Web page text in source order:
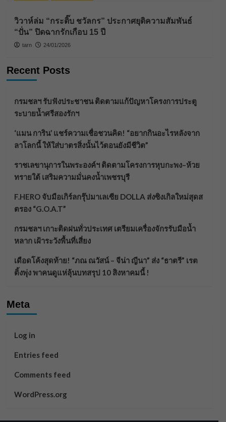
วิวาห์ล่ม “กระติ๊บ ชวัลกร” ประกาศยุติความสัมพันธ์
“ปั่น” ปิดฉากรักเกือบ 15 ปี
tarn 24/01/2026
Recent Posts
กรมชลฯ รับฟังประชาชน ติดตามแก้ปัญหาโครงการประตู
ระบายน้ำศรีสองรักฯ
‘แมน การิน’ แชร์ความเชื่อชวนคิด! “อยากกินอะไรหลังจาก
ลาโลกนี้ ให้ใส่บาตรสิ่งนั้นไว้ตอนยังมีชีวิต”
ราชเลขานุการในพระองค์ฯ ติดตามโครงการหุบกะพง–ห้วย
ทรายใต้ เสริมความมั่นคงน้ำเพชรบุรี
F.HERO จับมือเกิร์ลกรุ๊ปมาเลเซีย DOLLA ส่งซิงเกิลใหม่สุดส
ตรอง “G.O.A.T”
กรมชลฯ เกาะติดฝนทั่วประเทศ เตรียมเครื่องจักรรับมือน้ำ
หลาก เฝ้าระวังพื้นที่เสี่ยง
เดือดโค้งสุดท้าย! “ภณ ณวัสน์ – จีน่า ญีนา” ส่ง “ธาตรี” เรต
ติ้งพุ่ง พาคนดูแห่ลุ้นบทสรุป 10 สิงหาคมนี้ !
Meta
Log in
Entries feed
Comments feed
WordPress.org